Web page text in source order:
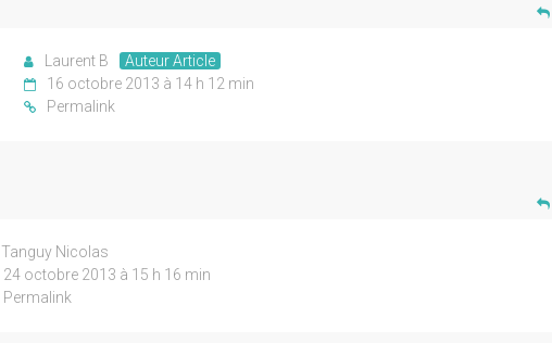
Laurent B
Auteur Article
16 octobre 2013 à 14 h 12 min
Permalink
Tanguy Nicolas
24 octobre 2013 à 15 h 16 min
Permalink